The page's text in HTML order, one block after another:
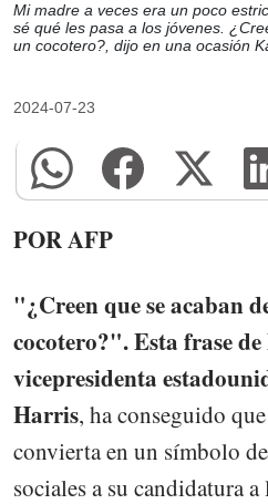
Mi madre a veces era un poco
sé qué les pasa a los jóvenes.
un cocotero?, dijo en una ocasión
2024-07-23
POR AFP
"¿Creen que se acaban
cocotero?". Esta frase
vicepresidenta
Harris, ha conseguido
convierta en un símbolo
sociales a su candidatura